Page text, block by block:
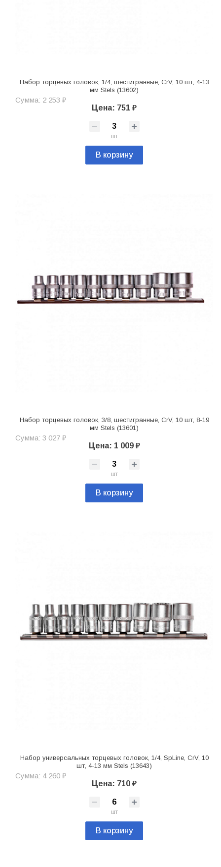
Набор торцевых головок, 1/4, шестигранные, CrV, 10 шт, 4-13
мм Stels (13602)
Сумма: 2 253 ₽
Цена: 751 ₽
шт
В корзину
Набор торцевых головок, 3/8, шестигранные, CrV, 10 шт, 8-19
мм Stels (13601)
Сумма: 3 027 ₽
Цена: 1 009 ₽
шт
В корзину
Набор универсальных торцевых головок, 1/4, SpLine, CrV, 10
шт, 4-13 мм Stels (13643)
Сумма: 4 260 ₽
Цена: 710 ₽
шт
В корзину